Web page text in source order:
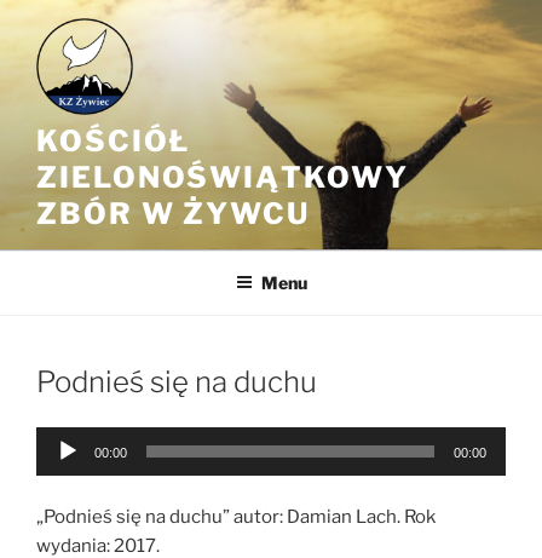
Przejdź
do
treści
KOŚCIÓŁ
ZIELONOŚWIĄTKOWY
ZBÓR W ŻYWCU
Menu
Podnieś się na duchu
Odtwarzacz
00:00 00:00
„Podnieś się na duchu” autor: Damian Lach. Rok
wydania: 2017.